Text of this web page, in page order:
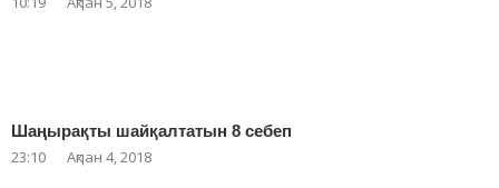
Шаңырақты шайқалтатын 8 себеп
23:10 Ақпан 4, 2018